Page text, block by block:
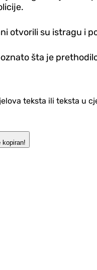
otvorili su istragu i
šta je
teksta ili teksta u
kopiran!